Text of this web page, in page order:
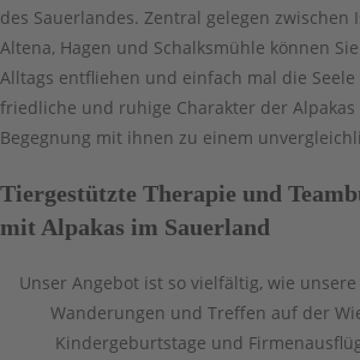
des Sauerlandes. Zentral gelegen zwischen
Altena, Hagen und Schalksmühle können
Alltags entfliehen und einfach mal die
friedliche und ruhige Charakter der Alpakas
Begegnung mit ihnen zu einem
Tiergestützte Therapie und
mit Alpakas im Sauerland
Unser Angebot ist so vielfältig, wie
Wanderungen und Treffen auf der
Kindergeburtstage und